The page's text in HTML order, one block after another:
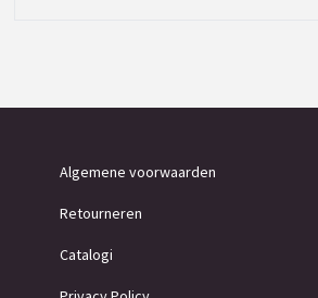
Algemene voorwaarden
Retourneren
Catalogi